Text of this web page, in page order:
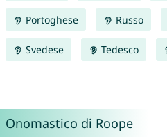
Portoghese Russo
Svedese Tedesco
Onomastico di Roope